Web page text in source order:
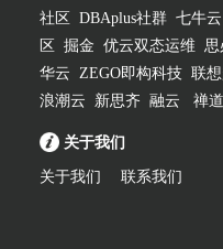
社区
DBAplus社群 七牛云
区
掘金 优云双态运维 思
华云 ZEGO即构科技 联
浪潮云
新思齐 融云 禅
关于我们
关于我们 联系我们